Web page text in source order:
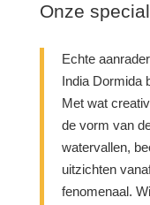
Onze
Echte
India Dormida
Met wat
de vorm van
watervallen,
uitzichten
fenomenaal.